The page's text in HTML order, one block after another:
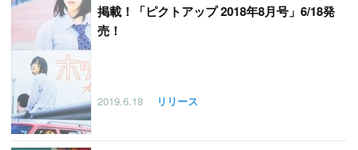
掲載！「ピクトアップ 2018年8月号」6/18発
売！
2019.6.18 リリース